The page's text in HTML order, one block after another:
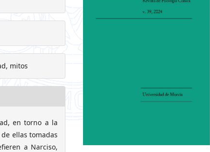
mitos
en torno a la
ellas tomadas
a Narciso,